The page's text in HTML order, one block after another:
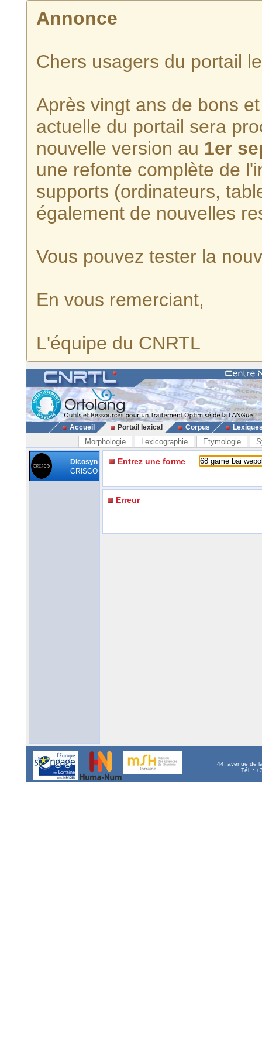
Annonce
Chers usagers du portail
Après vingt ans de bons
actuelle du portail sera
nouvelle version au 1er
une refonte complète de
supports (ordinateurs,
également de nouvelles
Vous pouvez tester la
En vous remerciant,
L'équipe du CNRTL
Accueil Portail lexical Corpus
Morphologie Lexicographie Etymologie
Dicosyn
CRISCO
Entrez une forme
Erreur
44, avenue de
Tél. :